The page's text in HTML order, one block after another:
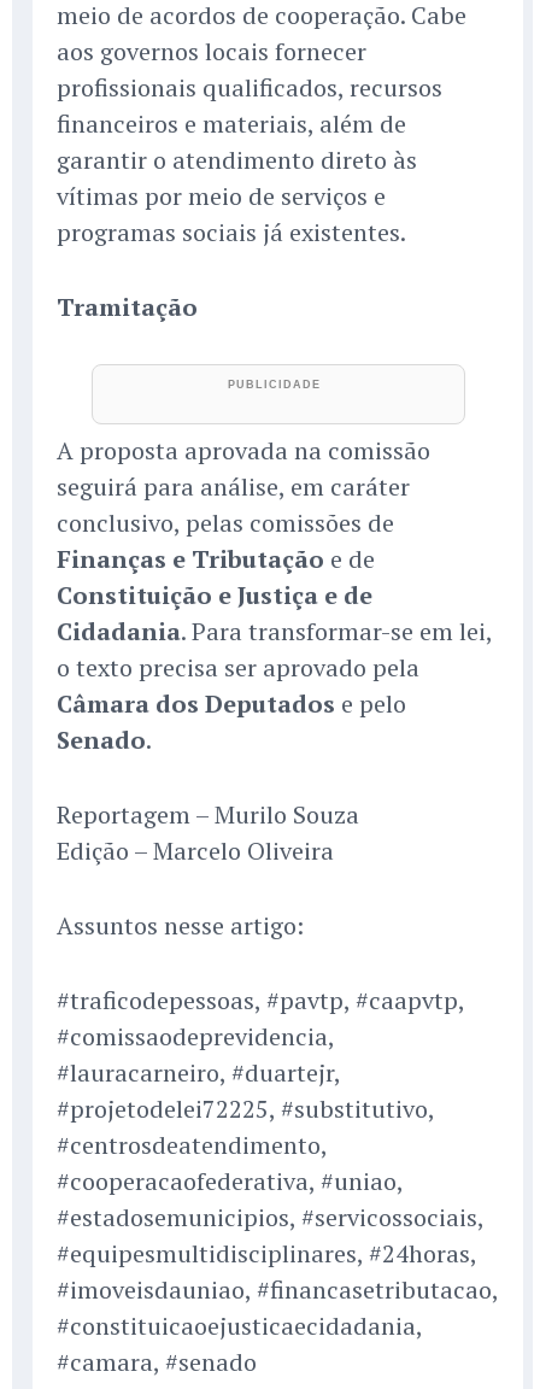
meio de acordos de cooperação. Cabe
aos governos locais fornecer
profissionais qualificados, recursos
financeiros e materiais, além de
garantir o atendimento direto às
vítimas por meio de serviços e
programas sociais já existentes.
Tramitação
A proposta aprovada na comissão
seguirá para análise, em caráter
conclusivo, pelas comissões de
Finanças e Tributação e de
Constituição e Justiça e de
Cidadania. Para transformar-se em lei,
o texto precisa ser aprovado pela
Câmara dos Deputados e pelo
Senado.
Reportagem – Murilo Souza
Edição – Marcelo Oliveira
Assuntos nesse artigo:
#traficodepessoas, #pavtp, #caapvtp,
#comissaodeprevidencia,
#lauracarneiro, #duartejr,
#projetodelei72225, #substitutivo,
#centrosdeatendimento,
#cooperacaofederativa, #uniao,
#estadosemunicipios, #servicossociais,
#equipesmultidisciplinares, #24horas,
#imoveisdauniao, #financasetributacao,
#constituicaoejusticaecidadania,
#camara, #senado